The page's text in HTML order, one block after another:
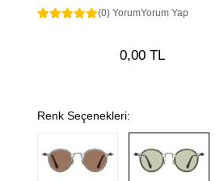
(0) YorumYorum Yap
0,00 TL
Renk Seçenekleri: